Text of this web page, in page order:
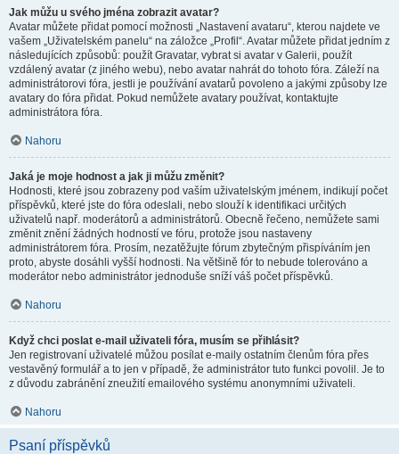
Jak můžu u svého jména zobrazit avatar?
Avatar můžete přidat pomocí možnosti „Nastavení avataru“, kterou najdete ve
vašem „Uživatelském panelu“ na záložce „Profil“. Avatar můžete přidat jedním z
následujících způsobů: použít Gravatar, vybrat si avatar v Galerii, použít
vzdálený avatar (z jiného webu), nebo avatar nahrát do tohoto fóra. Záleží na
administrátorovi fóra, jestli je používání avatarů povoleno a jakými způsoby lze
avatary do fóra přidat. Pokud nemůžete avatary používat, kontaktujte
administrátora fóra.
Nahoru
Jaká je moje hodnost a jak ji můžu změnit?
Hodnosti, které jsou zobrazeny pod vaším uživatelským jménem, indikují počet
příspěvků, které jste do fóra odeslali, nebo slouží k identifikaci určitých
uživatelů např. moderátorů a administrátorů. Obecně řečeno, nemůžete sami
změnit znění žádných hodností ve fóru, protože jsou nastaveny
administrátorem fóra. Prosím, nezatěžujte fórum zbytečným přispíváním jen
proto, abyste dosáhli vyšší hodnosti. Na většině fór to nebude tolerováno a
moderátor nebo administrátor jednoduše sníží váš počet příspěvků.
Nahoru
Když chci poslat e-mail uživateli fóra, musím se přihlásit?
Jen registrovaní uživatelé můžou posílat e-maily ostatním členům fóra přes
vestavěný formulář a to jen v případě, že administrátor tuto funkci povolil. Je to
z důvodu zabránění zneužití emailového systému anonymními uživateli.
Nahoru
Psaní příspěvků